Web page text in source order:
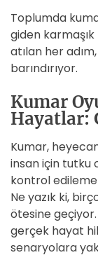
Toplumda
giden
atılan her
barındırıyor.
Kumar
Hayatlar:
Kumar,
insan için tutku
kontrol
Ne yazık ki,
ötesine geçiyor.
gerçek hayat
senaryolara